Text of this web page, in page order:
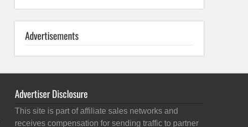
Advertisements
Advertiser Disclosure
This site is part of affiliate sales networks and
receives compensation for sending traffic to partner